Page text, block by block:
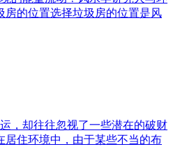
房的位置选择垃圾房的位置是风
，却往往忽视了一些潜在的破财
居住环境中，由于某些不当的布